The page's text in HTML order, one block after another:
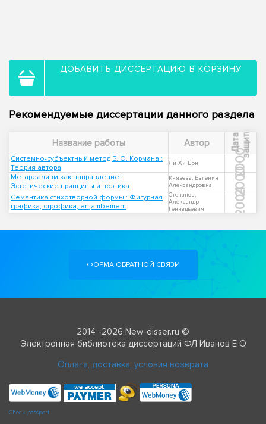
ДОБАВИТЬ ДИССЕРТАЦИЮ В КОРЗИНУ
Рекомендуемые диссертации данного раздела
Название работы Автор Д
а
т
а
з
а
щ
и
ты
Системно-субъектный метод Б. О. Кормана :
Теория автора
Ли Хи Вон 2000
Метареализм как направление :
Эстетические принципы и поэтика
Князева, Евгения
Александровна
2000
Семантика стихотворной формы : Фигурная
графика, строфика, enjambement
Степанов,
Александр
Геннадьевич
2004
ФОРМА ОБРАТНОЙ СВЯЗИ
2014 -2026 New-disser.ru ©
Электронная библиотека диссертаций ФЛ Иванов Е О
Оплата, доставка, условия возврата
Check passport